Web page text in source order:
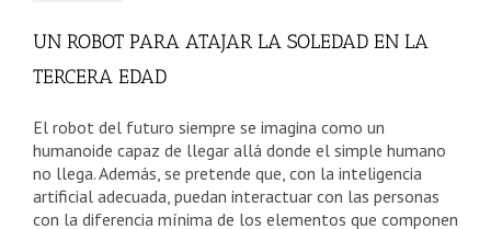
UN ROBOT PARA ATAJAR LA SOLEDAD EN LA
TERCERA EDAD
El robot del futuro siempre se imagina como un
humanoide capaz de llegar allá donde el simple humano
no llega. Además, se pretende que, con la inteligencia
artificial adecuada, puedan interactuar con las personas
con la diferencia mínima de los elementos que componen